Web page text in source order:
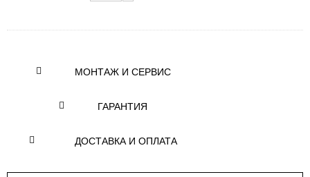
МОНТАЖ И СЕРВИС
ГАРАНТИЯ
ДОСТАВКА И ОПЛАТА